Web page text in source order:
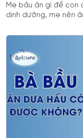
Mẹ bầu ăn gì để
dinh dưỡng, mẹ nên